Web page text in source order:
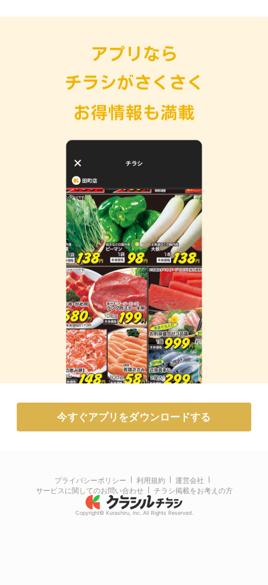
今すぐアプリをダウンロードする
プライバシーポリシー 利用規約
運営会社
サービスに関してのお問い合わせ
チラシ掲載をお考えの方
Copyright© Kurashiru, Inc. All Rights Reserved.